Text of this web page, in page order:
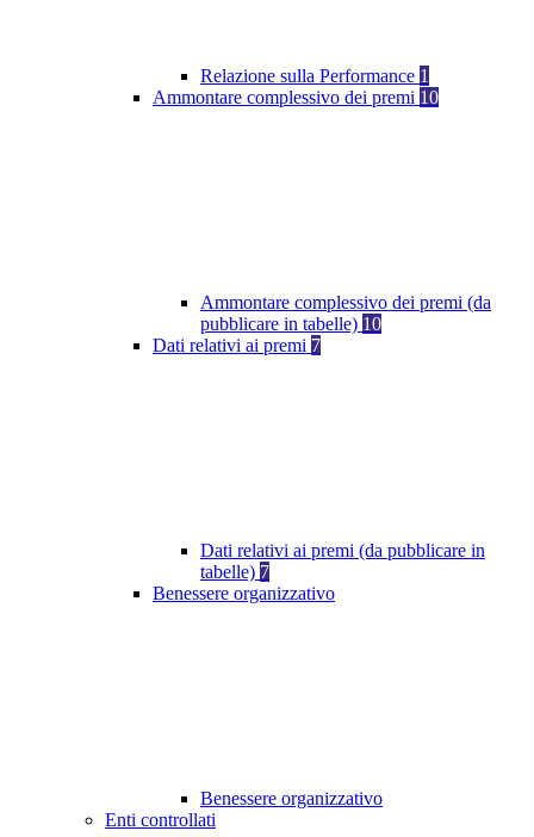
Relazione sulla Performance 1
Ammontare complessivo dei premi 10
Ammontare complessivo dei premi (da
pubblicare in tabelle) 10
Dati relativi ai premi 7
Dati relativi ai premi (da pubblicare in
tabelle) 7
Benessere organizzativo
Benessere organizzativo
Enti controllati